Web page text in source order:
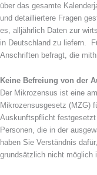
über das gesamte
und detailliertere Fragen
es, alljährlich Daten zur
in Deutschland zu liefern.
Anschriften befragt, die
Keine Befreiung von der
Der Mikrozensus ist eine
Mikrozensusgesetz (MZG)
Auskunftspflicht
Personen, die in der
haben Sie Verständnis
grundsätzlich nicht möglich